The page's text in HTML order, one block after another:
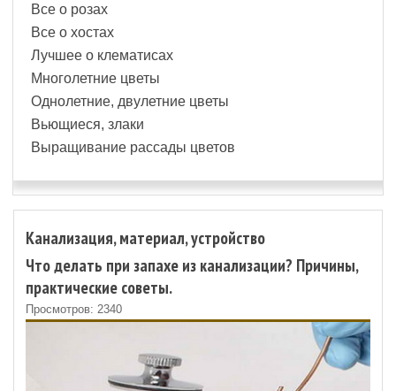
Все о розах
Все о хостах
Лучшее о клематисах
Многолетние цветы
Однолетние, двулетние цветы
Вьющиеся, злаки
Выращивание рассады цветов
Канализация, материал, устройство
Что делать при запахе из канализации? Причины,
практические советы.
Просмотров: 2340